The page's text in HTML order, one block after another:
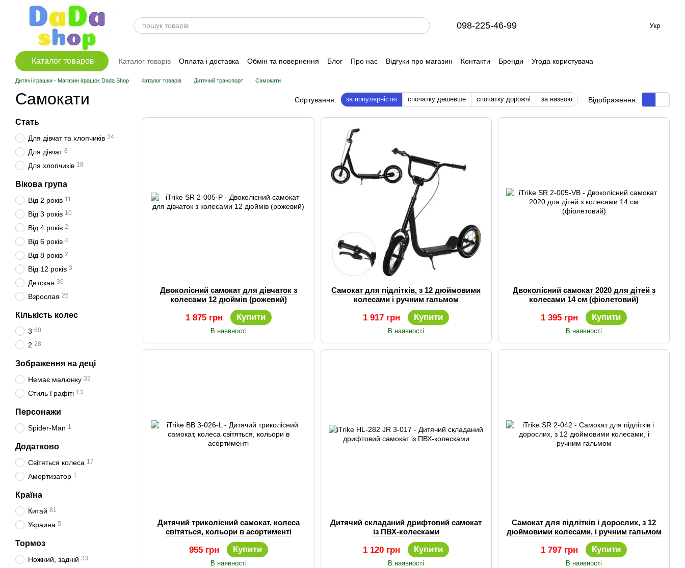
Перейти до основного контенту
098-225-46-99 Укр
Каталог товаров Каталог товарів Оплата і доставка Обмін та повернення Блог Про нас Відгуки про магазин Контакти Бренди Угода користувача
Дитячі іграшки - Магазин іграшок Dada Shop Каталог товарів Дитячий транспорт Самокати
Самокати Сортування: за популярністю спочатку дешевше спочатку дорожчі за назвою Відображення:
Двоколісний самокат для дівчаток з
колесами 12 дюймів (рожевий)
1 875 грн Купити
В наявності
Самокат для підлітків, з 12 дюймовими
колесами і ручним гальмом
1 917 грн Купити
В наявності
Двоколісний самокат 2020 для дітей з
колесами 14 см (фіолетовий)
1 395 грн Купити
В наявності
Дитячий триколісний самокат, колеса
світяться, кольори в асортименті
955 грн Купити
В наявності
Дитячий складаний дрифтовий самокат
із ПВХ-колесками
1 120 грн Купити
В наявності
Самокат для підлітків і дорослих, з 12
дюймовими колесами, і ручним гальмом
1 797 грн Купити
В наявності
Стать
Для дівчат та хлопчиків 24
Для дівчат 8
Для хлопчиків 18
Вікова група
Від 2 років 11
Від 3 років 10
Від 4 років 2
Від 6 років 4
Від 8 років 2
Від 12 років 3
Детская 30
Взрослая 26
Кількість колес
3 60
2 28
Зображення на деці
Немає малюнку 32
Стиль Графіті 13
Персонажи
Spider-Man 1
Додатково
Світяться колеса 17
Амортизатор 1
Країна
Китай 81
Украина 5
Тормоз
Ножний, задній 33